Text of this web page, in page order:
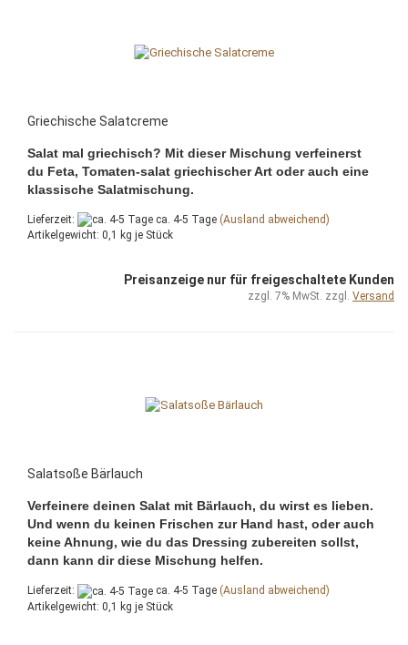
Griechische Salatcreme
Salat mal griechisch? Mit dieser Mischung verfeinerst
du Feta, Tomaten-salat griechischer Art oder auch eine
klassische Salatmischung.
Lieferzeit: ca. 4-5 Tage (Ausland abweichend)
Artikelgewicht: 0,1 kg je Stück
Preisanzeige nur für freigeschaltete Kunden
zzgl. 7% MwSt. zzgl. Versand
Salatsoße Bärlauch
Verfeinere deinen Salat mit Bärlauch, du wirst es lieben.
Und wenn du keinen Frischen zur Hand hast, oder auch
keine Ahnung, wie du das Dressing zubereiten sollst,
dann kann dir diese Mischung helfen.
Lieferzeit: ca. 4-5 Tage (Ausland abweichend)
Artikelgewicht: 0,1 kg je Stück